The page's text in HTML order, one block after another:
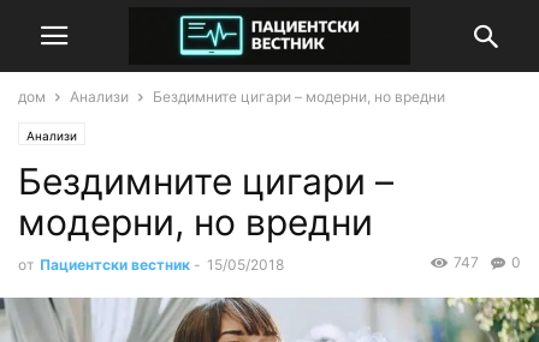
дом Анализи Бездимните цигари – модерни, но вредни
Анализи
Бездимните цигари –
модерни, но вредни
от Пациентски вестник - 15/05/2018 0
747